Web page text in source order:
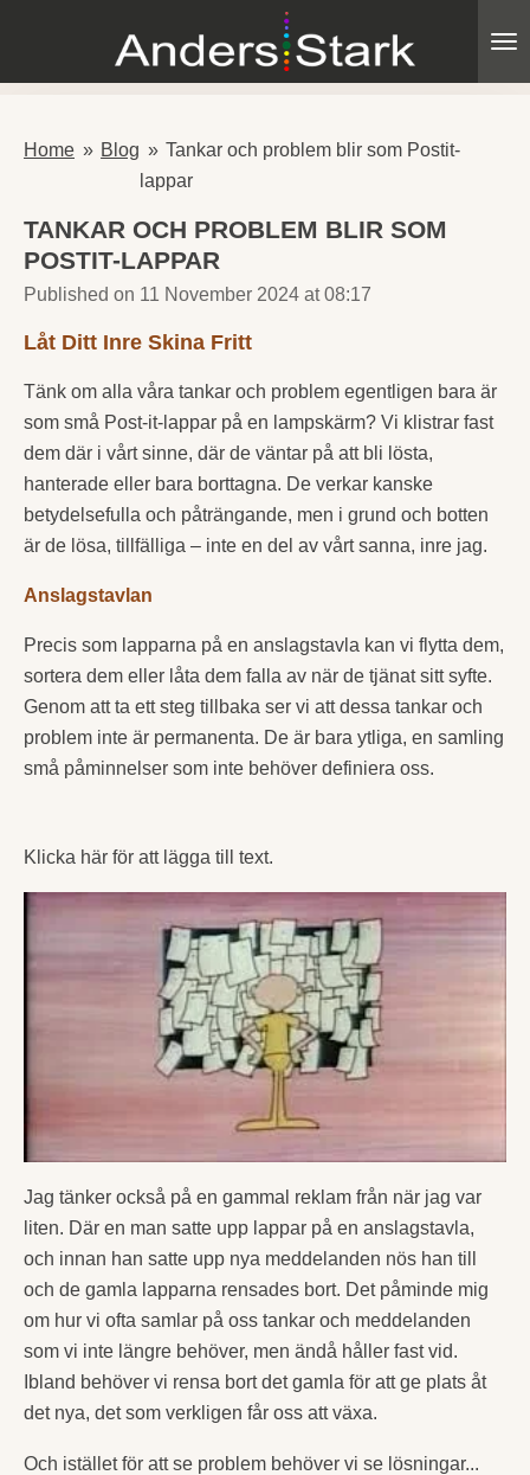
main
Home » Blog » Tankar och problem blir som Postit-
lappar
TANKAR OCH PROBLEM BLIR SOM
POSTIT-LAPPAR
Published on 11 November 2024 at 08:17
Låt Ditt Inre Skina Fritt
Tänk om alla våra tankar och problem egentligen bara är
som små Post-it-lappar på en lampskärm? Vi klistrar fast
dem där i vårt sinne, där de väntar på att bli lösta,
hanterade eller bara borttagna. De verkar kanske
betydelsefulla och påträngande, men i grund och botten
är de lösa, tillfälliga – inte en del av vårt sanna, inre jag.
Anslagstavlan
Precis som lapparna på en anslagstavla kan vi flytta dem,
sortera dem eller låta dem falla av när de tjänat sitt syfte.
Genom att ta ett steg tillbaka ser vi att dessa tankar och
problem inte är permanenta. De är bara ytliga, en samling
små påminnelser som inte behöver definiera oss.
Klicka här för att lägga till text.
Jag tänker också på en gammal reklam från när jag var
liten. Där en man satte upp lappar på en anslagstavla,
och innan han satte upp nya meddelanden nös han till
och de gamla lapparna rensades bort. Det påminde mig
om hur vi ofta samlar på oss tankar och meddelanden
som vi inte längre behöver, men ändå håller fast vid.
Ibland behöver vi rensa bort det gamla för att ge plats åt
det nya, det som verkligen får oss att växa.
Och istället för att se problem behöver vi se lösningar...